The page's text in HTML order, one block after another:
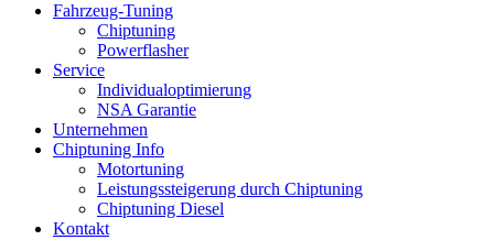
Fahrzeug-Tuning
Chiptuning
Powerflasher
Service
Individualoptimierung
NSA Garantie
Unternehmen
Chiptuning Info
Motortuning
Leistungssteigerung durch Chiptuning
Chiptuning Diesel
Kontakt